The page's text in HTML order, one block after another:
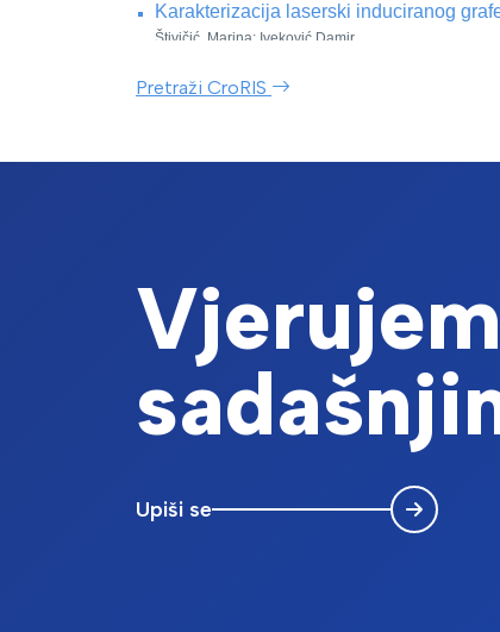
Karakterizacija laserski induciranog
Štivičić, Marina; Iveković Damir
Knjiga sažetaka I. znanstveno - stručnog skupa s
Effect of Pulsed Electric Field
Wine Waste
Ćurko, Natka; Perić, Katarina; Vukušić Pavičić,
prilog u časopisu | izvorni znanstveni rad
Foods, 13 (2024) 2299, 15 , doi: 10.3390/
Polyphenolic extract of mountain
Mandura Jarić, Ana; Iveković, Damir; Šeremet,
Abstracts Book of the 16th World Congress
Characteristics of edible films enriched
Pretraži CroRIS
Upiši se